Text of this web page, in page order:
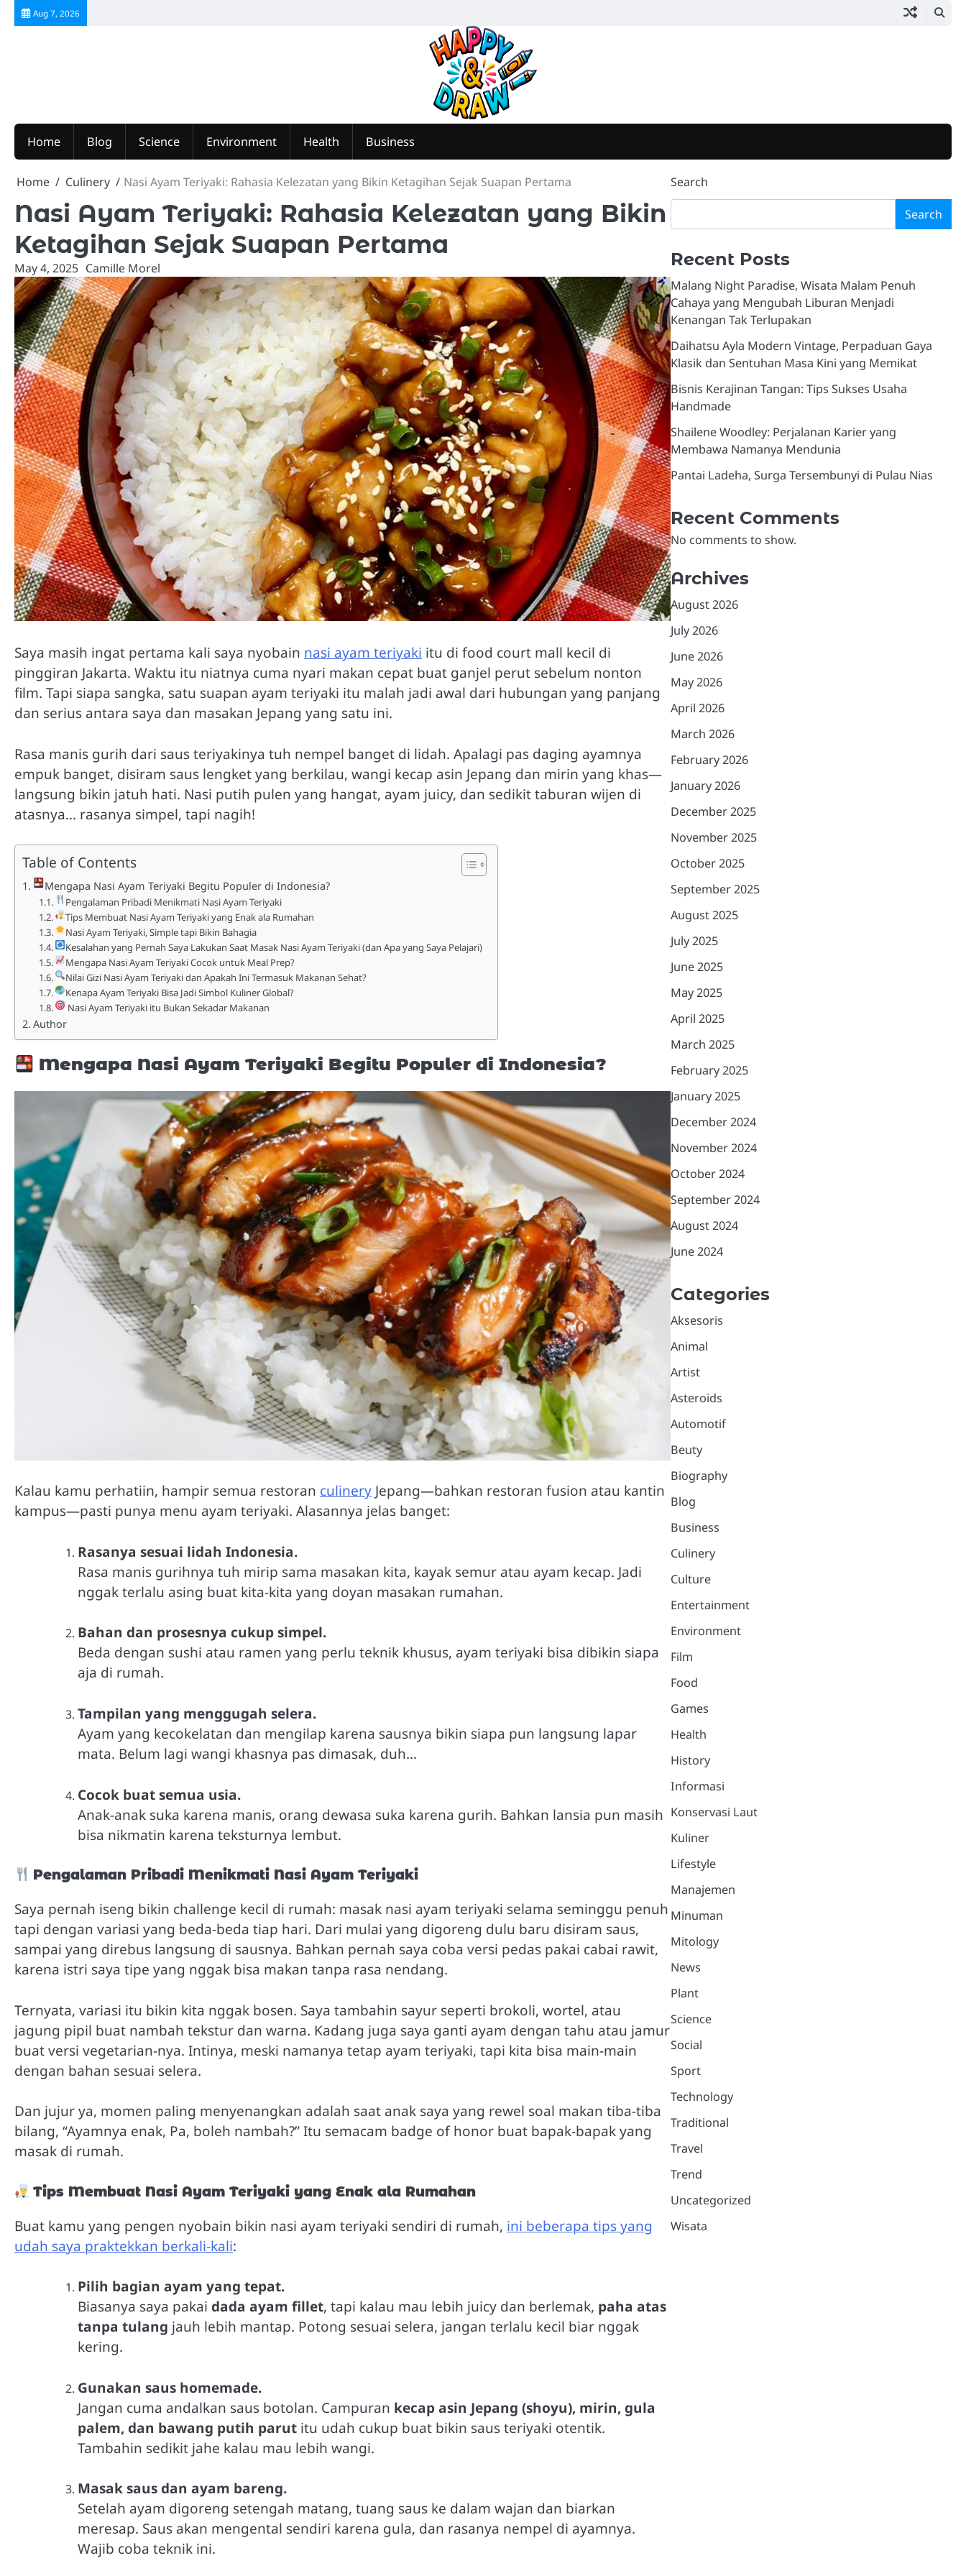
Skip
Aug 7, 2026
Home Blog Science Environment Health Business
Home Culinery Nasi Ayam Teriyaki: Rahasia Kelezatan yang Bikin Ketagihan Sejak Suapan Pertama
Nasi Ayam Teriyaki: Rahasia Kelezatan yang Bikin
Ketagihan Sejak Suapan Pertama
May 4, 2025 Camille Morel
Saya masih ingat pertama kali saya nyobain nasi ayam teriyaki itu di food court mall kecil di
pinggiran Jakarta. Waktu itu niatnya cuma nyari makan cepat buat ganjel perut sebelum nonton
film. Tapi siapa sangka, satu suapan ayam teriyaki itu malah jadi awal dari hubungan yang panjang
dan serius antara saya dan masakan Jepang yang satu ini.
Rasa manis gurih dari saus teriyakinya tuh nempel banget di lidah. Apalagi pas daging ayamnya
empuk banget, disiram saus lengket yang berkilau, wangi kecap asin Jepang dan mirin yang khas—
langsung bikin jatuh hati. Nasi putih pulen yang hangat, ayam juicy, dan sedikit taburan wijen di
atasnya… rasanya simpel, tapi nagih!
Table of Contents
Mengapa Nasi Ayam Teriyaki Begitu Populer di Indonesia?
Pengalaman Pribadi Menikmati Nasi Ayam Teriyaki
Tips Membuat Nasi Ayam Teriyaki yang Enak ala Rumahan
Nasi Ayam Teriyaki, Simple tapi Bikin Bahagia
Kesalahan yang Pernah Saya Lakukan Saat Masak Nasi Ayam Teriyaki (dan Apa yang Saya Pelajari)
Mengapa Nasi Ayam Teriyaki Cocok untuk Meal Prep?
Nilai Gizi Nasi Ayam Teriyaki dan Apakah Ini Termasuk Makanan Sehat?
Kenapa Ayam Teriyaki Bisa Jadi Simbol Kuliner Global?
Nasi Ayam Teriyaki itu Bukan Sekadar Makanan
Author
Mengapa Nasi Ayam Teriyaki Begitu Populer di Indonesia?
Kalau kamu perhatiin, hampir semua restoran culinery Jepang—bahkan restoran fusion atau kantin
kampus—pasti punya menu ayam teriyaki. Alasannya jelas banget:
Rasanya sesuai lidah Indonesia.
Rasa manis gurihnya tuh mirip sama masakan kita, kayak semur atau ayam kecap. Jadi
nggak terlalu asing buat kita-kita yang doyan masakan rumahan.
Bahan dan prosesnya cukup simpel.
Beda dengan sushi atau ramen yang perlu teknik khusus, ayam teriyaki bisa dibikin siapa
aja di rumah.
Tampilan yang menggugah selera.
Ayam yang kecokelatan dan mengilap karena sausnya bikin siapa pun langsung lapar
mata. Belum lagi wangi khasnya pas dimasak, duh…
Cocok buat semua usia.
Anak-anak suka karena manis, orang dewasa suka karena gurih. Bahkan lansia pun masih
bisa nikmatin karena teksturnya lembut.
Pengalaman Pribadi Menikmati Nasi Ayam Teriyaki
Saya pernah iseng bikin challenge kecil di rumah: masak nasi ayam teriyaki selama seminggu penuh
tapi dengan variasi yang beda-beda tiap hari. Dari mulai yang digoreng dulu baru disiram saus,
sampai yang direbus langsung di sausnya. Bahkan pernah saya coba versi pedas pakai cabai rawit,
karena istri saya tipe yang nggak bisa makan tanpa rasa nendang.
Ternyata, variasi itu bikin kita nggak bosen. Saya tambahin sayur seperti brokoli, wortel, atau
jagung pipil buat nambah tekstur dan warna. Kadang juga saya ganti ayam dengan tahu atau jamur
buat versi vegetarian-nya. Intinya, meski namanya tetap ayam teriyaki, tapi kita bisa main-main
dengan bahan sesuai selera.
Dan jujur ya, momen paling menyenangkan adalah saat anak saya yang rewel soal makan tiba-tiba
bilang, “Ayamnya enak, Pa, boleh nambah?” Itu semacam badge of honor buat bapak-bapak yang
masak di rumah.
Tips Membuat Nasi Ayam Teriyaki yang Enak ala Rumahan
Buat kamu yang pengen nyobain bikin nasi ayam teriyaki sendiri di rumah, ini beberapa tips yang
udah saya praktekkan berkali-kali:
Pilih bagian ayam yang tepat.
Biasanya saya pakai dada ayam fillet, tapi kalau mau lebih juicy dan berlemak, paha atas
tanpa tulang jauh lebih mantap. Potong sesuai selera, jangan terlalu kecil biar nggak
kering.
Gunakan saus homemade.
Jangan cuma andalkan saus botolan. Campuran kecap asin Jepang (shoyu), mirin, gula
palem, dan bawang putih parut itu udah cukup buat bikin saus teriyaki otentik.
Tambahin sedikit jahe kalau mau lebih wangi.
Masak saus dan ayam bareng.
Setelah ayam digoreng setengah matang, tuang saus ke dalam wajan dan biarkan
meresap. Saus akan mengental sendiri karena gula, dan rasanya nempel di ayamnya.
Wajib coba teknik ini.
Search
Search
Recent Posts
Malang Night Paradise, Wisata Malam Penuh
Cahaya yang Mengubah Liburan Menjadi
Kenangan Tak Terlupakan
Daihatsu Ayla Modern Vintage, Perpaduan Gaya
Klasik dan Sentuhan Masa Kini yang Memikat
Bisnis Kerajinan Tangan: Tips Sukses Usaha
Handmade
Shailene Woodley: Perjalanan Karier yang
Membawa Namanya Mendunia
Pantai Ladeha, Surga Tersembunyi di Pulau Nias
Recent Comments
No comments to show.
Archives
August 2026
July 2026
June 2026
May 2026
April 2026
March 2026
February 2026
January 2026
December 2025
November 2025
October 2025
September 2025
August 2025
July 2025
June 2025
May 2025
April 2025
March 2025
February 2025
January 2025
December 2024
November 2024
October 2024
September 2024
August 2024
June 2024
Categories
Aksesoris
Animal
Artist
Asteroids
Automotif
Beuty
Biography
Blog
Business
Culinery
Culture
Entertainment
Environment
Film
Food
Games
Health
History
Informasi
Konservasi Laut
Kuliner
Lifestyle
Manajemen
Minuman
Mitology
News
Plant
Science
Social
Sport
Technology
Traditional
Travel
Trend
Uncategorized
Wisata